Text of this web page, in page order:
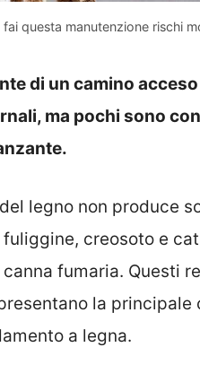
fai questa manutenzione rischi
di un camino
ma pochi sono
legno non produce
creosoto e
fumaria. Questi
la
a legna.